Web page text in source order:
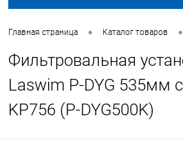
Главная страница • Каталог товаров •
Фильтровальная
Laswim P-DYG 535мм
KP756 (P-DYG500K)